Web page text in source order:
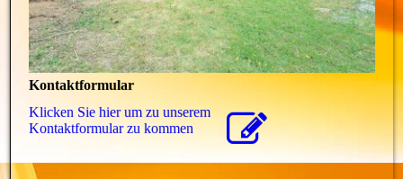
Kontaktformular
Klicken Sie hier um zu unserem
Kon­takt­for­mu­lar zu kommen